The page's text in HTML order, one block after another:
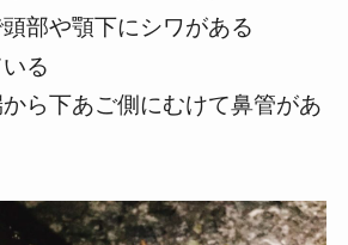
部や顎下にシワがある
る
ら下あご側にむけて鼻管があ